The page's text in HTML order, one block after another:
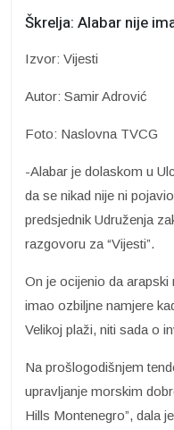
Škrelja: Alabar nije
Izvor: Vijesti
Autor: Samir Adrović
Foto: Naslovna TVCG
-Alabar je dolaskom u
da se nikad nije ni
predsjednik Udruženja
razgovoru za “Vijesti”.
On je ocijenio da arapski
imao ozbiljne namjere
Velikoj plaži, niti sada o
Na prošlogodišnjem
upravljanje morskim
Hills Montenegro”, dala